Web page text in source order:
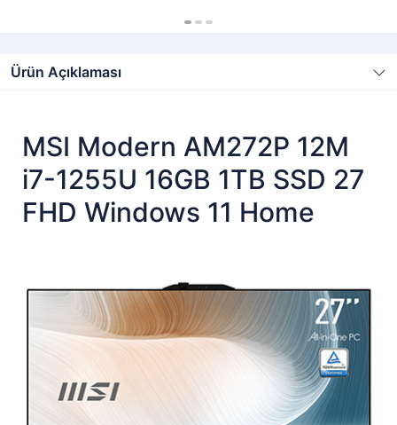
Ürün Açıklaması
MSI Modern AM272P 12M
i7-1255U 16GB 1TB SSD 27
FHD Windows 11 Home